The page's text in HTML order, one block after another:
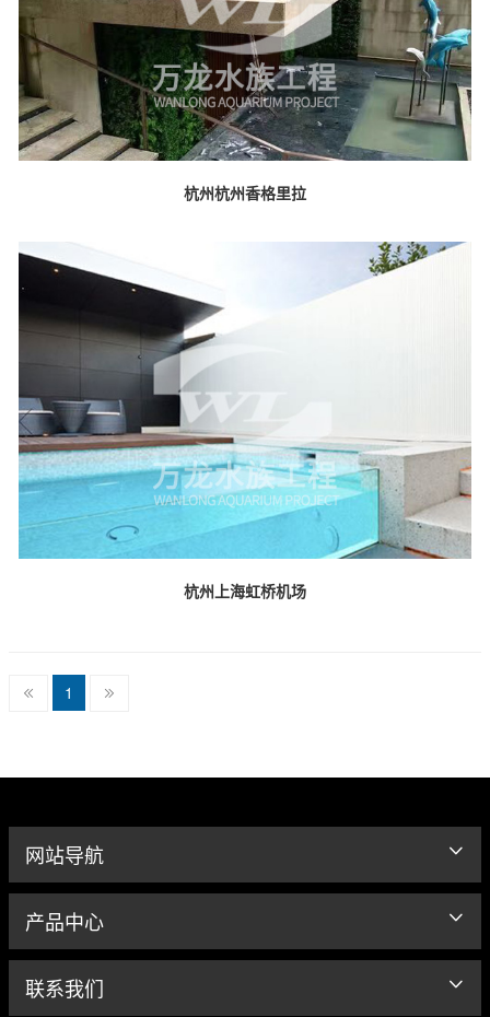
杭州杭州香格里拉
杭州上海虹桥机场
1
网站导航
产品中心
联系我们